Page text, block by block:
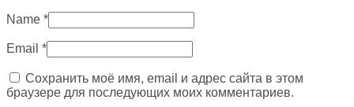
Name *
Email *
Сохранить моё имя, email и адрес сайта в этом
браузере для последующих моих комментариев.